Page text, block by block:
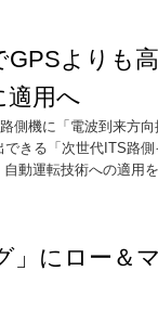
GPSよりも
適用へ
側機に「電波到来方
きる「次世代ITS路
動運転技術への適用
」にロー＆